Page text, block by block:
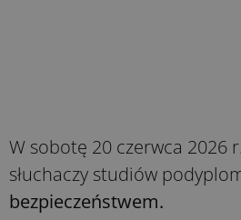
W sobotę 20 czerwca 2026
słuchaczy studiów
bezpieczeństwem.